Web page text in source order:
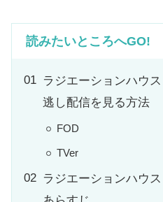
読みたいところへGO!
ラジエーションハウ
逃し配信を見る方法
FOD
TVer
ラジエーションハウ